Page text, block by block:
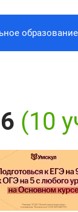
образование
(10